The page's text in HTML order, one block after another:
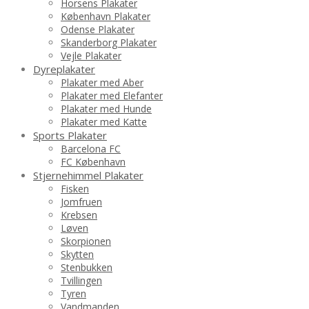
Horsens Plakater
København Plakater
Odense Plakater
Skanderborg Plakater
Vejle Plakater
Dyreplakater
Plakater med Aber
Plakater med Elefanter
Plakater med Hunde
Plakater med Katte
Sports Plakater
Barcelona FC
FC København
Stjernehimmel Plakater
Fisken
Jomfruen
Krebsen
Løven
Skorpionen
Skytten
Stenbukken
Tvillingen
Tyren